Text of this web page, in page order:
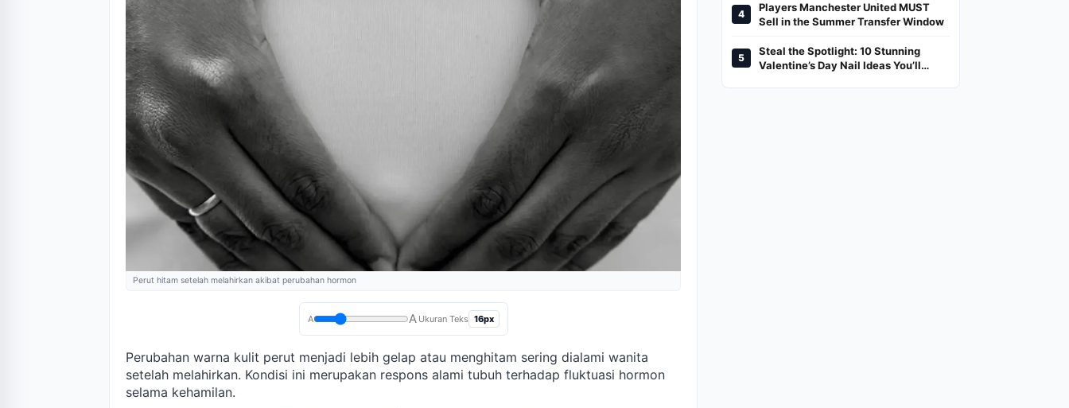
Perut hitam setelah melahirkan akibat perubahan hormon
A A Ukuran Teks 16px
Perubahan warna kulit perut menjadi lebih gelap atau menghitam sering dialami wanita
setelah melahirkan. Kondisi ini merupakan respons alami tubuh terhadap fluktuasi hormon
selama kehamilan.
And Where To Watch
4
Players Manchester United MUST
Sell in the Summer Transfer Window
5
Steal the Spotlight: 10 Stunning
Valentine’s Day Nail Ideas You’ll